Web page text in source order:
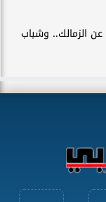
عن الزمالك.. وشباب